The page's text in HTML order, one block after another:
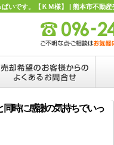
いです。【ＫＭ様】 | 熊本市不動産
同時に感謝の気持ちでいっ